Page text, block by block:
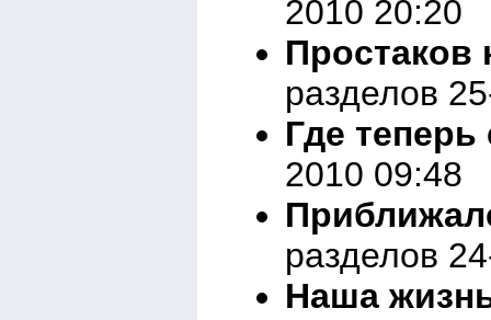
2010 20:20
Простаков
разделов
Где теперь
2010 09:48
разделов
Наша